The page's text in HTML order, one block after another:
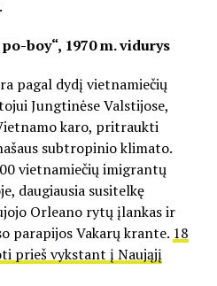
boy“, 1970 m. vidurys
pagal dydį vietnamiečių
Jungtinėse Valstijose,
karo, pritraukti
subtropinio klimato.
vietnamiečių imigrantų
daugiausia susitelkę
Orleano rytų įlankas ir
parapijos Vakarų krante. 18
prieš vykstant į Naująjį